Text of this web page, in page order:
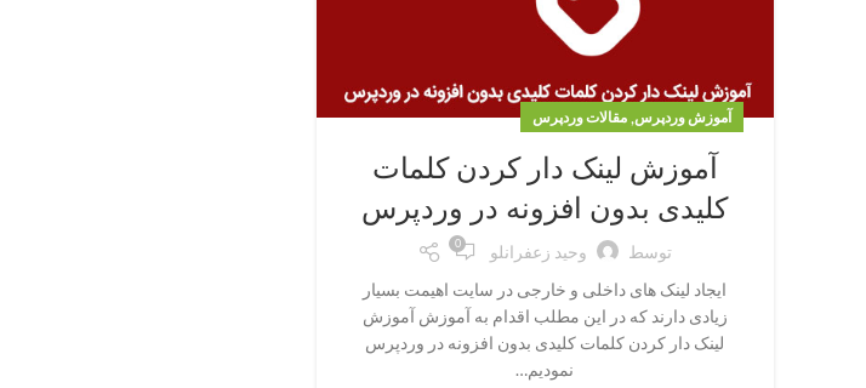
آموزش وردپرس, مقالات وردپرس
آموزش لینک دار کردن کلمات
کلیدی بدون افزونه در وردپرس
توسط وحید زعفرانلو 0
ایجاد لینک های داخلی و خارجی در سایت اهیمت بسیار
زیادی دارند که در این مطلب اقدام به آموزش آموزش
لینک دار کردن کلمات کلیدی بدون افزونه در وردپرس
نمودیم…